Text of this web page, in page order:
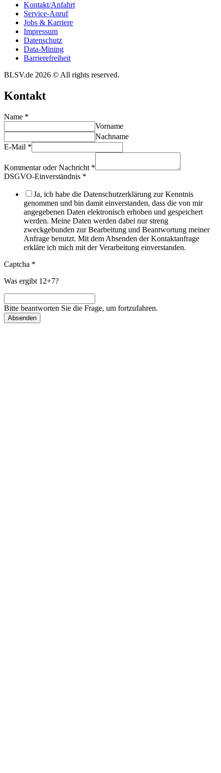
Kontakt/​​Anfahrt
Service-Anruf
Jobs & Karriere
Impres­sum
Daten­schutz
Data-Mining
Barrie­re­frei­heit
BLSV.de 2026 © All rights reserved.
Kontakt
Name *
Vorname
Nachname
E-Mail *
Kommentar oder Nachricht *
DSGVO-Einverständnis *
Ja, ich habe die Datenschutzerklärung zur Kenntnis
genommen und bin damit einverstanden, dass die von mir
angegebenen Daten elektronisch erhoben und gespeichert
werden. Meine Daten werden dabei nur streng
zweckgebunden zur Bearbeitung und Beantwortung meiner
Anfrage benutzt. Mit dem Absenden der Kontaktanfrage
erkläre ich mich mit der Verarbeitung einverstanden.
Captcha *
Was ergibt 12+7?
Bitte beantworten Sie die Frage, um fortzufahren.
Absenden